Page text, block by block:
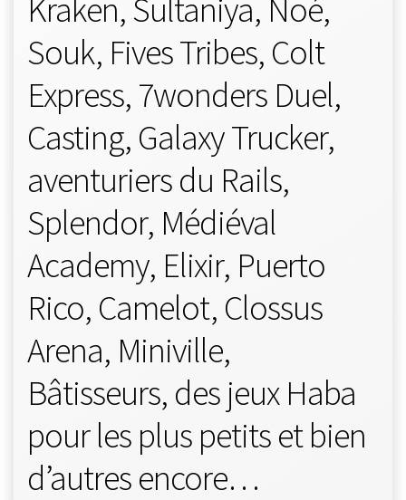
Kraken, Sultaniya, Noé,
Souk, Fives Tribes, Colt
Express, 7wonders Duel,
Casting, Galaxy Trucker,
aventuriers du Rails,
Splendor, Médiéval
Academy, Elixir, Puerto
Rico, Camelot, Clossus
Arena, Miniville,
Bâtisseurs, des jeux Haba
pour les plus petits et bien
d’autres encore…